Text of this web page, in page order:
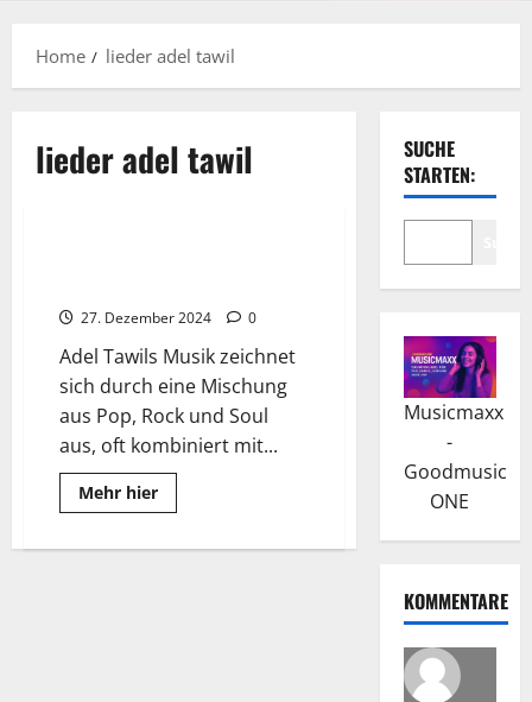
Home lieder adel tawil
lieder adel tawil
27. Dezember 2024 0
Adel Tawils Musik zeichnet
sich durch eine Mischung
aus Pop, Rock und Soul
aus, oft kombiniert mit...
Mehr hierRead
more
Tawil:
SUCHE
STARTEN:
Musicmaxx
-
Goodmusic
ONE
KOMMENTARE